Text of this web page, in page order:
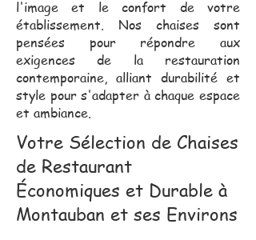
l'image et le confort de votre
établissement. Nos chaises sont
pensées pour répondre aux
exigences de la restauration
contemporaine, alliant durabilité et
style pour s'adapter à chaque espace
et ambiance.
Votre Sélection de Chaises
de Restaurant
Économiques et Durable à
Montauban et ses Environs